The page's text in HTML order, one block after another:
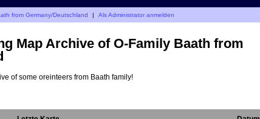
from Germany/Deutschland | Als Administrator anmelden
Map Archive of O-Family Baath from
of some oreinteers from Baath family!